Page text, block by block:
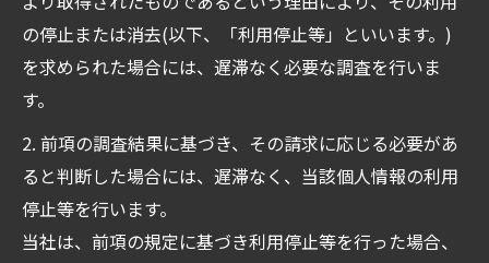
の停止または消去(以下、「利用停止等」といいます。)
を求められた場合には、遅滞なく必要な調査を行いま
す。
2. 前項の調査結果に基づき、その請求に応じる必要があ
ると判断した場合には、遅滞なく、当該個人情報の利用
停止等を行います。
当社は、前項の規定に基づき利用停止等を行った場合、